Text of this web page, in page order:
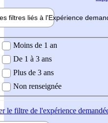
filtres liés à l'Expérience
demandée
Moins de 1 an
De 1 à 3 ans
Plus de 3 ans
Non renseignée
le filtre de l'expérience